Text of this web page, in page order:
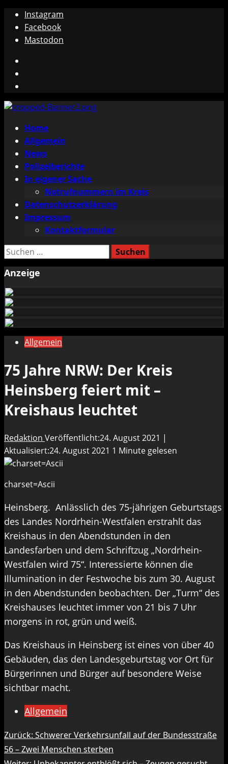
Zum
Inhalt
springen
Instagram
Facebook
Mastodon
Primäres
Menü
Home
Allgemein
News
Polizeiberichte
In eigener Sache
Notrufnummern im Kreis
Datenschutzerklärung
Impressum
Kontaktformular
Suchen
Anzeige
Allgemein
75 Jahre NRW: Der Kreis
Heinsberg feiert mit –
Kreishaus leuchtet
Redaktion Veröffentlicht:24. August 2021 |
Aktualisiert:24. August 2021 1 Minute gelesen
charset=Ascii
Heinsberg. Anlässlich des 75-jährigen Geburtstags
des Landes Nordrhein-Westfalen erstrahlt das
Kreishaus in den Abendstunden in den
Landesfarben und dem Schriftzug „Nordrhein-
Westfalen wird 75“. Interessierte können die
Illumination in der Festwoche bis zum 30. August
in den Abendstunden beobachten. Der „Turm“ des
Kreishauses leuchtet immer von 21 bis 7 Uhr
morgens in rot, grün und weiß.
Das Kreishaus in Heinsberg ist eines von über 40
Gebäuden, das den Landesgeburtstag vor Ort für
Bürgerinnen und Bürger auf besondere Weise
sichtbar macht.
Allgemein
Beitragsnavigation
Zurück: Schwerer Verkehrsunfall auf der Bundesstraße
56 – Zwei Menschen sterben